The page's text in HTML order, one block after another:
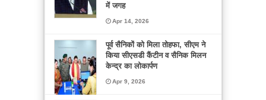
में जगह
Apr 14, 2026
पूर्व सैनिकों को मिला तोहफा, सीएम ने
किया सीएसडी कैंटीन व सैनिक मिलन
केन्द्र का लोकार्पण
Apr 9, 2026